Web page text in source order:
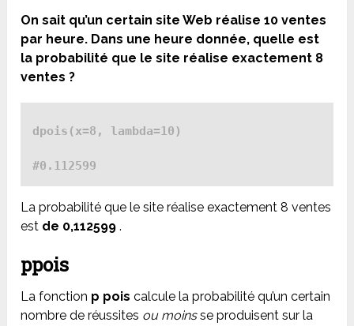
On sait qu’un certain site Web réalise 10 ventes
par heure. Dans une heure donnée, quelle est
la probabilité que le site réalise exactement 8
ventes ?
dpois(x=8, lambda=10)
La probabilité que le site réalise exactement 8 ventes
est de 0,112599 .
ppois
La fonction p pois calcule la probabilité qu’un certain
nombre de réussites ou moinsse produisent sur la